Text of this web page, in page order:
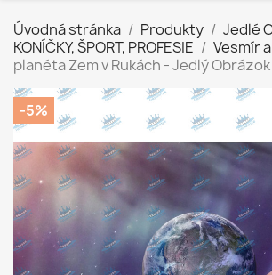
Úvodná stránka Produkty
Jedlé
KONÍČKY, ŠPORT, PROFESIE
Vesmír
planéta Zem v Rukách - Jedlý Obrázok
-5%